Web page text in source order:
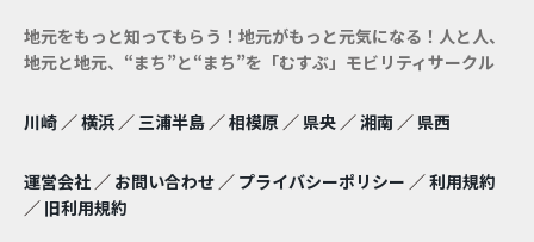
地元をもっと知ってもらう！地元がもっと元気になる！ 人と人、
地元と地元、“まち”と“まち”を「むすぶ」モビリティサークル
川崎 ／横浜 ／ 三浦半島 ／相模原 ／ 県央 ／湘南 ／ 県西
運営会社 ／ お問い合わせ ／ プライバシーポリシー ／利用規約
／ 旧利用規約